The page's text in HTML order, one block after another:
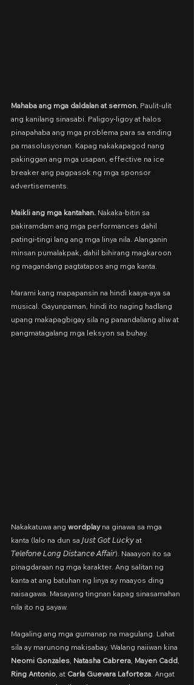
Mahaba ang mga daldalan at sermon. Paulit-ulit
ang kanilang sinasabi. Paligoy-ligoy at halos
pinapahaba ang mga problema para sa ending
pa masolusyonan. Kapag nakakapagod nang
pakinggan ang mga usapan, effective na ice
breaker ang pagpasok ng mga sponsor
advertisements.
Maikli ang mga kantahan. Nakaka-bitin sa
pakiramdam ang mga performances dahil
patingi-tingi lang ang mga linya nila. Alanganin
minsan pumalakpak, dahil bihirang magkaroon
ng magandang pagtatapos ang mga kanta.
Marami kang mapapansin na hindi kaaya-aya sa
musical. Gayunpaman, hindi ito naging hadlang
upang makapagbigay sila ng panandaliang aliw at
pangmatagalang mga leksyon sa buhay.
Nakakatuwa ang wordplay na ginawa sa mga
kanta (lalo na dun sa 𝘑𝘶𝘴𝘵 𝘎𝘰𝘵 𝘓𝘶𝘤𝘬𝘺 at
𝘛𝘦𝘭𝘦𝘧𝘰𝘯𝘦 𝘓𝘰𝘯𝘨 𝘋𝘪𝘴𝘵𝘢𝘯𝘤𝘦 𝘈𝘧𝘧𝘢𝘪𝘳). Naaayon ito sa
pinagdaraan ng mga karakter. Ang salitan ng
kanta at ang batuhan ng linya ay maayos ding
naisagawa. Masayang tingnan kapag sinasamahan
nila ito ng sayaw.
Magaling ang mga gumanap na magulang. Lahat
sila ay marunong makisabay. Walang naiiwan kina
Neomi Gonzales, Natasha Cabrera, Mayen Cadd,
Ring Antonio, at Carla Guevara Laforteza. Angat